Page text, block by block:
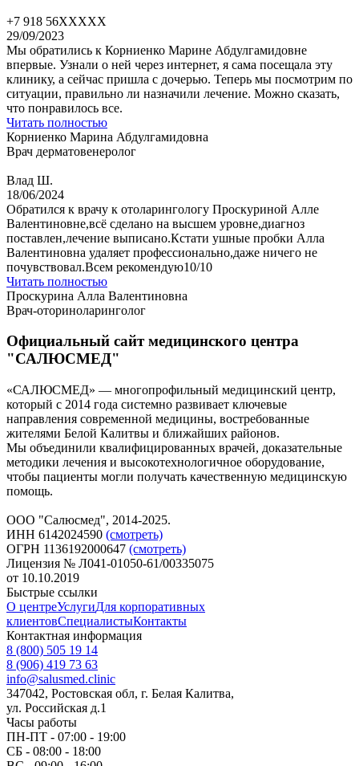
+7 918 56XXXXX
29/09/2023
Мы обратились к Корниенко Марине Абдулгамидовне
впервые. Узнали о ней через интернет, я сама посещала эту
клинику, а сейчас пришла с дочерью. Теперь мы посмотрим по
ситуации, правильно ли назначили лечение. Можно сказать,
что понравилось все.
Читать полностью
Корниенко Марина Абдулгамидовна
Врач дерматовенеролог
Влад Ш.
18/06/2024
Обратился к врачу к отоларингологу Проскуриной Алле
Валентиновне,всё сделано на высшем уровне,диагноз
поставлен,лечение выписано.Кстати ушные пробки Алла
Валентиновна удаляет профессионально,даже ничего не
почувствовал.Всем рекомендую10/10
Читать полностью
Проскурина Алла Валентиновна
Врач-оториноларинголог
Официальный сайт медицинского центра
"САЛЮСМЕД"
«САЛЮСМЕД» — многопрофильный медицинский центр,
который с 2014 года системно развивает ключевые
направления современной медицины, востребованные
жителями Белой Калитвы и ближайших районов.
Мы объединили квалифицированных врачей, доказательные
методики лечения и высокотехнологичное оборудование,
чтобы пациенты могли получать качественную медицинскую
помощь.
ООО "Салюсмед", 2014-2025.
ИНН 6142024590 (смотреть)
ОГРН 1136192000647 (смотреть)
Лицензия № Л041-01050-61/00335075
от 10.10.2019
Быстрые ссылки
О центреУслугиДля корпоративных
клиентовСпециалистыКонтакты
Контактная информация
8 (800) 505 19 14
8 (906) 419 73 63
info@salusmed.clinic
347042, Ростовская обл, г. Белая Калитва,
ул. Российская д.1
Часы работы
ПН-ПТ - 07:00 - 19:00
СБ - 08:00 - 18:00